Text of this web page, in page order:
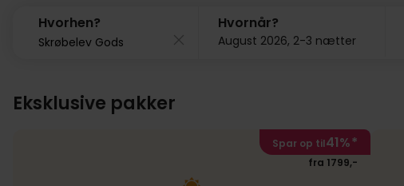
Hvorhen? Hvornår?
August 2026, 2-3 nætter
Eksklusive pakker
Spar op til41%*
fra 1799,-